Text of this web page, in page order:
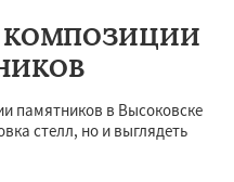
КОМПОЗИЦИИ
памятников в Высоковске
стелл, но и выглядеть